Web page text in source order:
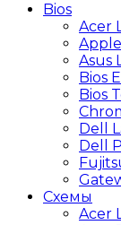
Bios
Acer
Asus
Bios
Bios
Dell
Dell
Схемы
Acer